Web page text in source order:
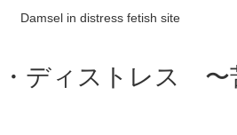
Damsel in distress fetish site
ディストレス 〜